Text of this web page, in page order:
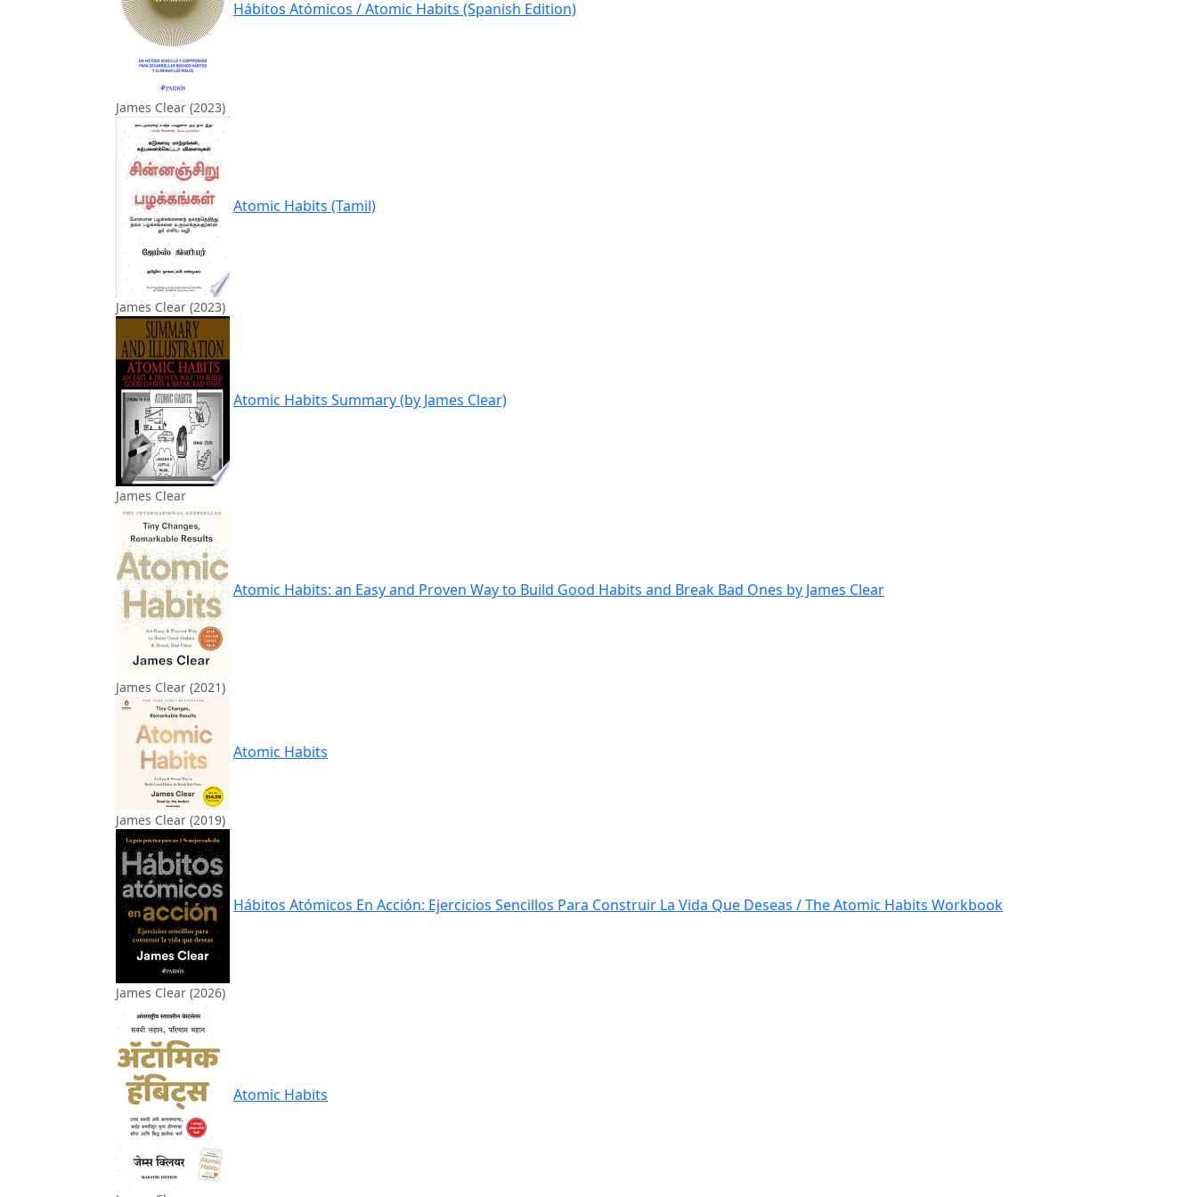
Hábitos Atómicos / Atomic Habits (Spanish Edition)
James Clear (2023)
Atomic Habits (Tamil)
James Clear (2023)
Atomic Habits Summary (by James Clear)
James Clear
Atomic Habits: an Easy and Proven Way to Build Good Habits and Break Bad Ones by James Clear
James Clear (2021)
Atomic Habits
James Clear (2019)
Hábitos Atómicos En Acción: Ejercicios Sencillos Para Construir La Vida Que Deseas / The Atomic Habits Workbook
James Clear (2026)
Atomic Habits